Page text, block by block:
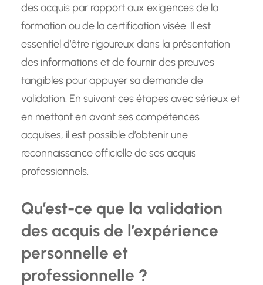
des acquis par rapport aux exigences de la
formation ou de la certification visée. Il est
essentiel d’être rigoureux dans la présentation
des informations et de fournir des preuves
tangibles pour appuyer sa demande de
validation. En suivant ces étapes avec sérieux et
en mettant en avant ses compétences
acquises, il est possible d’obtenir une
reconnaissance officielle de ses acquis
professionnels.
Qu’est-ce que la validation
des acquis de l’expérience
personnelle et
professionnelle ?